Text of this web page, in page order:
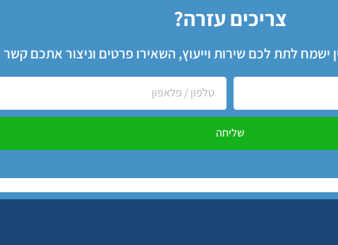
צריכים עזרה?
ישמח לתת לכם שירות וייעוץ, השאירו פרטים וניצור אתכם
שליחה